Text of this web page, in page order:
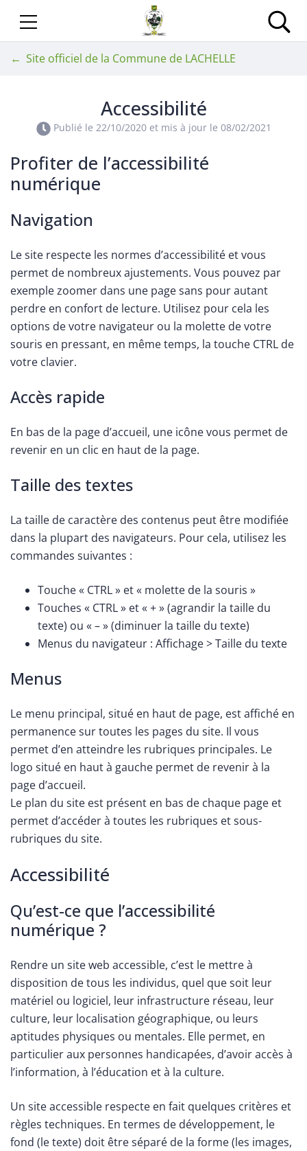
contenu
Site officiel de la
Site officiel de la Commune de LACHELLE
Accessibilité
Publié le 22/10/2020et mis à jour le 08/02/2021
Profiter de l’accessibilité
numérique
Navigation
Le site respecte les normes d’accessibilité et vous
permet de nombreux ajustements. Vous pouvez par
exemple zoomer dans une page sans pour autant
perdre en confort de lecture. Utilisez pour cela les
options de votre navigateur ou la molette de votre
souris en pressant, en même temps, la touche CTRL de
votre clavier.
Accès rapide
En bas de la page d’accueil, une icône vous permet de
revenir en un clic en haut de la page.
Taille des textes
La taille de caractère des contenus peut être modifiée
dans la plupart des navigateurs. Pour cela, utilisez les
commandes suivantes :
Touche « CTRL » et « molette de la souris »
Touches « CTRL » et « + » (agrandir la taille du
texte) ou « – » (diminuer la taille du texte)
Menus du navigateur : Affichage > Taille du texte
Menus
Le menu principal, situé en haut de page, est affiché en
permanence sur toutes les pages du site. Il vous
permet d’en atteindre les rubriques principales. Le
logo situé en haut à gauche permet de revenir à la
page d’accueil.
Le plan du site est présent en bas de chaque page et
permet d’accéder à toutes les rubriques et sous-
rubriques du site.
Accessibilité
Qu’est-ce que l’accessibilité
numérique ?
Rendre un site web accessible, c’est le mettre à
disposition de tous les individus, quel que soit leur
matériel ou logiciel, leur infrastructure réseau, leur
culture, leur localisation géographique, ou leurs
aptitudes physiques ou mentales. Elle permet, en
particulier aux personnes handicapées, d’avoir accès à
l’information, à l’éducation et à la culture.
Un site accessible respecte en fait quelques critères et
règles techniques. En termes de développement, le
fond (le texte) doit être séparé de la forme (les images,